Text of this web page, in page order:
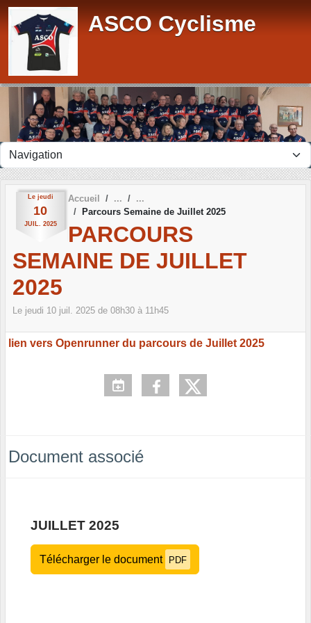
ASCO Cyclisme
Le jeudi
10
JUIL. 2025
Accueil
Parcours Semaine de Juillet 2025
PARCOURS
SEMAINE DE JUILLET
2025
Le jeudi 10 juil. 2025 de 08h30 à 11h45
lien vers Openrunner du parcours de Juillet 2025
Document associé
JUILLET 2025
Télécharger le document PDF
Panneau de gestion des cookies